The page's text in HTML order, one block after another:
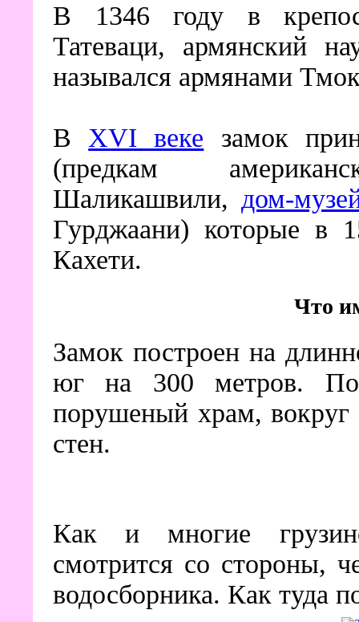
В 1346 году в
Татеваци, армянский
назывался армянами
В XVI веке замок
(предкам
Шаликашвили, дом-
Гурджаани) которые в
Кахети.
Что
Замок построен на
юг на 300 метров. По
порушеный храм,
стен.
Как и многие
смотрится со стороны,
водосборника. Как туда